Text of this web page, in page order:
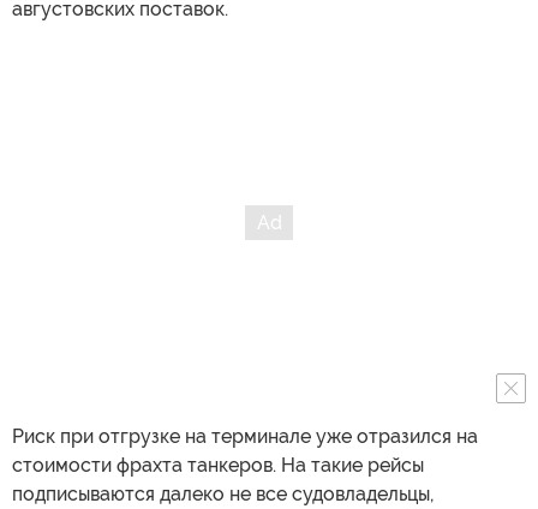
августовских поставок.
Риск при отгрузке на терминале уже отразился на
стоимости фрахта танкеров. На такие рейсы
подписываются далеко не все судовладельцы,